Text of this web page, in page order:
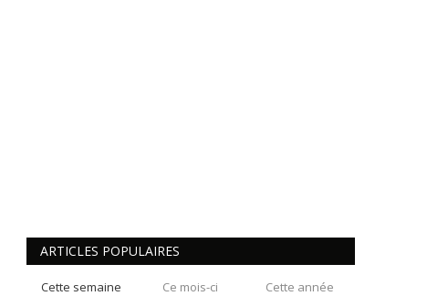
ARTICLES POPULAIRES
Cette semaine Ce mois-ci Cette année